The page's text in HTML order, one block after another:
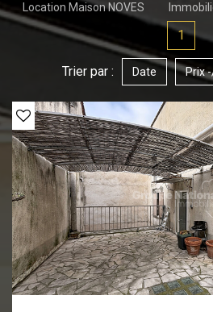
Location Maison NOVES
1
Trier par : Date Prix